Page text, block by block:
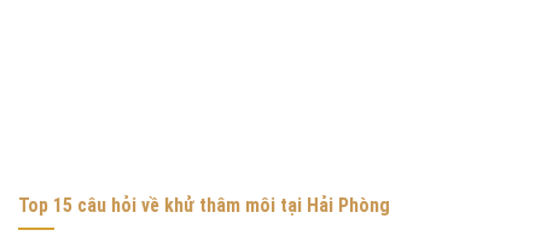
Top 15 câu hỏi về khử thâm môi tại Hải Phòng